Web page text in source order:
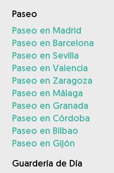
Paseo
Paseo en Madrid
Paseo en Barcelona
Paseo en Sevilla
Paseo en Valencia
Paseo en Zaragoza
Paseo en Málaga
Paseo en Granada
Paseo en Córdoba
Paseo en Bilbao
Paseo en Gijón
Guardería de Día